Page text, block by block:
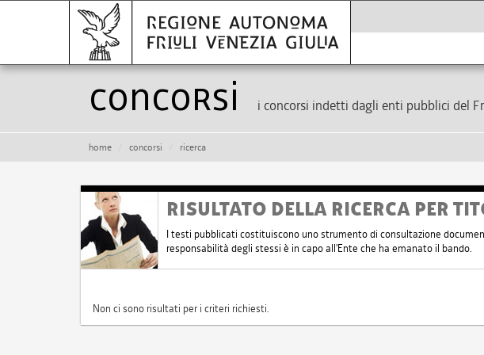
Concorsi i concorsi indetti dagli enti pubblici del
home concorsi ricerca
RISULTATO DELLA RICERCA PER
I testi pubblicati costituiscono uno strumento di consultazione
responsabilità degli stessi è in capo all'Ente che ha emanato il bando.
Non ci sono risultati per i criteri richiesti.